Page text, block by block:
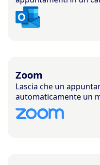
Zoom
Lascia che un
automaticamente un